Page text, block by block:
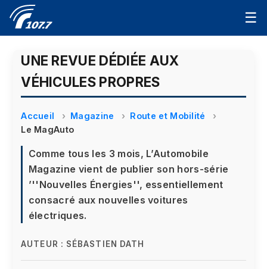
☰
UNE REVUE DÉDIÉE AUX
VÉHICULES PROPRES
Accueil Magazine
Route et Mobilité
Le MagAuto
Comme tous les 3 mois, L’Automobile
Magazine vient de publier son hors-série
’''Nouvelles Énergies'', essentiellement
consacré aux nouvelles voitures
électriques.
AUTEUR : SÉBASTIEN DATH